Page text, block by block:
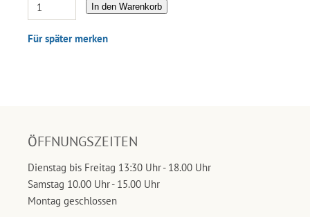
In den Warenkorb
Für später merken
ÖFFNUNGSZEITEN
Dienstag bis Freitag 13:30 Uhr - 18.00 Uhr
Samstag 10.00 Uhr - 15.00 Uhr
Montag geschlossen